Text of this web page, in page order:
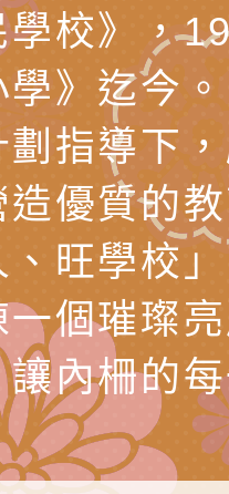
關係的挑
樂班鑑定
關懷平臺
區忠貞國
115學年
樂班鑑定
雄師範大
特殊教
」暨徵稿
檢送修正
片連結一
為強化社
導檢察官
助被害人
導短片
祖新村眷
計實驗室
特展海報
於3／14
要被照顧
內在安定
主講】線
生輔導諮
中心)辦
中小學學
市特殊教
題支持資
政府LCD
學校》，
》迄今。
指導下
優質的
旺學校
個璀璨
內柵的